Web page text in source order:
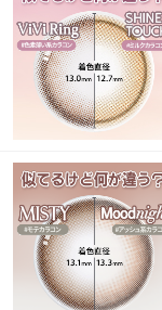
カラー
ブラウン
グレー
ヘーゼル
ブルー
透明
ハロウィンカラコ
ケア用品